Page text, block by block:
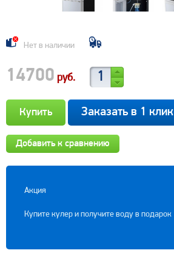
Нет в наличии
14700 руб.
Заказать в 1 клик
Добавить к сравнению
Акция
Купите кулер и получите воду в подарок